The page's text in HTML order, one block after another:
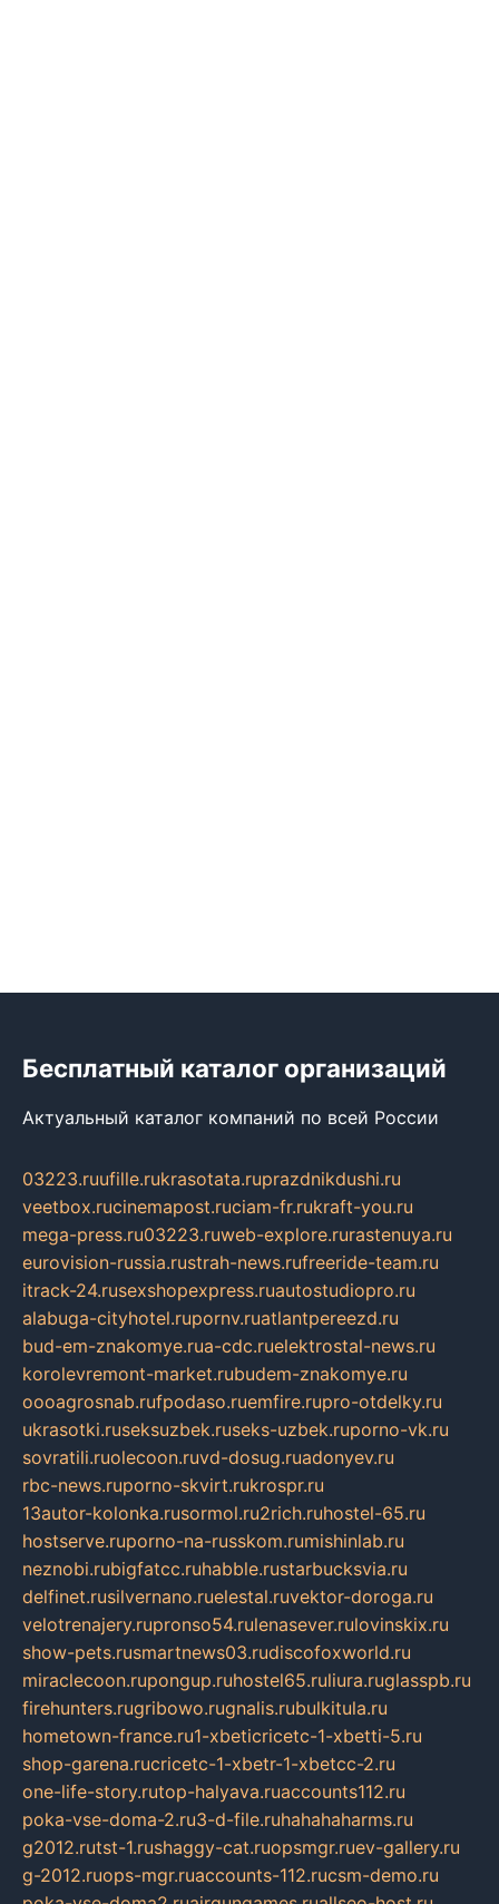
Бесплатный каталог организаций
Актуальный каталог компаний по всей России
03223.ruufille.rukrasotata.ruprazdnikdushi.ru
veetbox.rucinemapost.ruciam-fr.rukraft-you.ru
mega-press.ru03223.ruweb-explore.rurastenuya.ru
eurovision-russia.rustrah-news.rufreeride-team.ru
itrack-24.rusexshopexpress.ruautostudiopro.ru
alabuga-cityhotel.rupornv.ruatlantpereezd.ru
bud-em-znakomye.rua-cdc.ruelektrostal-news.ru
korolevremont-market.rubudem-znakomye.ru
oooagrosnab.rufpodaso.ruemfire.rupro-otdelky.ru
ukrasotki.ruseksuzbek.ruseks-uzbek.ruporno-vk.ru
sovratili.ruolecoon.ruvd-dosug.ruadonyev.ru
rbc-news.ruporno-skvirt.rukrospr.ru
13autor-kolonka.rusormol.ru2rich.ruhostel-65.ru
hostserve.ruporno-na-russkom.rumishinlab.ru
neznobi.rubigfatcc.ruhabble.rustarbucksvia.ru
delfinet.rusilvernano.ruelestal.ruvektor-doroga.ru
velotrenajery.rupronso54.rulenasever.rulovinskix.ru
show-pets.rusmartnews03.rudiscofoxworld.ru
miraclecoon.rupongup.ruhostel65.ruliura.ruglasspb.ru
firehunters.rugribowo.rugnalis.rubulkitula.ru
hometown-france.ru1-xbeticricetc-1-xbetti-5.ru
shop-garena.rucricetc-1-xbetr-1-xbetcc-2.ru
one-life-story.rutop-halyava.ruaccounts112.ru
poka-vse-doma-2.ru3-d-file.ruhahahaharms.ru
g2012.rutst-1.rushaggy-cat.ruopsmgr.ruev-gallery.ru
g-2012.ruops-mgr.ruaccounts-112.rucsm-demo.ru